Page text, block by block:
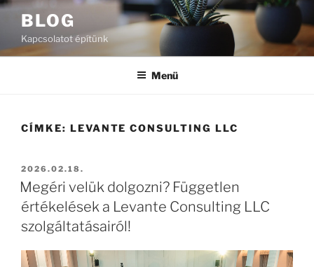
Tartalomhoz
BLOG
Kapcsolatot építünk
Menü
CÍMKE: LEVANTE CONSULTING LLC
BEKÜLDVE:
2026.02.18.
Megéri velük dolgozni? Független
értékelések a Levante Consulting LLC
szolgáltatásairól!